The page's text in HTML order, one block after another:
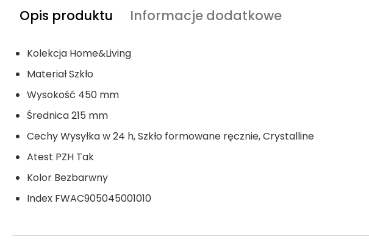
Opis produktu Informacje dodatkowe
Kolekcja Home&Living
MateriałSzkło
Wysokość 450 mm
Średnica215 mm
CechyWysyłka w 24 h, Szkło formowane ręcznie, Crystalline
Atest PZH Tak
Kolor Bezbarwny
Index FWAC905045001010